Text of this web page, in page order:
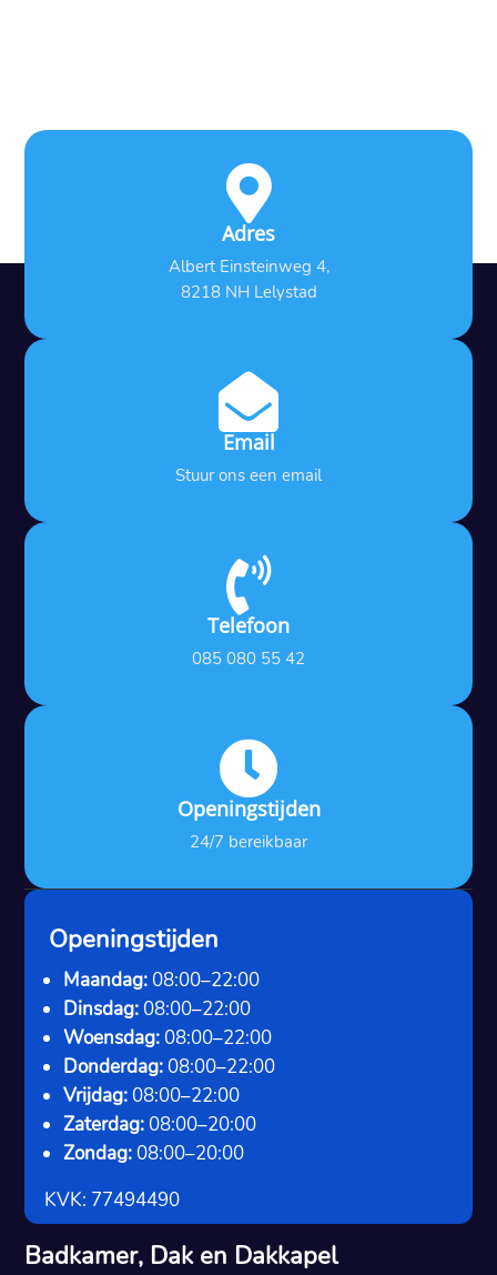

Adres
Albert Einsteinweg 4,
8218 NH Lelystad

Email
Stuur ons een email

Telefoon
085 080 55 42

Openingstijden
24/7 bereikbaar
Openingstijden
Maandag: 08:00–22:00
Dinsdag: 08:00–22:00
Woensdag: 08:00–22:00
Donderdag: 08:00–22:00
Vrijdag: 08:00–22:00
Zaterdag: 08:00–20:00
Zondag: 08:00–20:00
KVK: 77494490
Badkamer, Dak en Dakkapel